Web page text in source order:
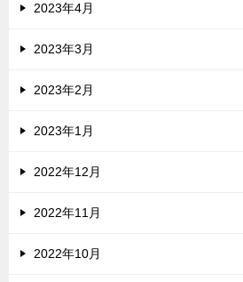
2023年4月
2023年3月
2023年2月
2023年1月
2022年12月
2022年11月
2022年10月